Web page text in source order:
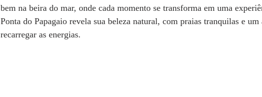
bem na beira do mar, onde cada momento se transforma em uma
Ponta do Papagaio revela sua beleza natural, com praias tranquilas e
recarregar as energias.